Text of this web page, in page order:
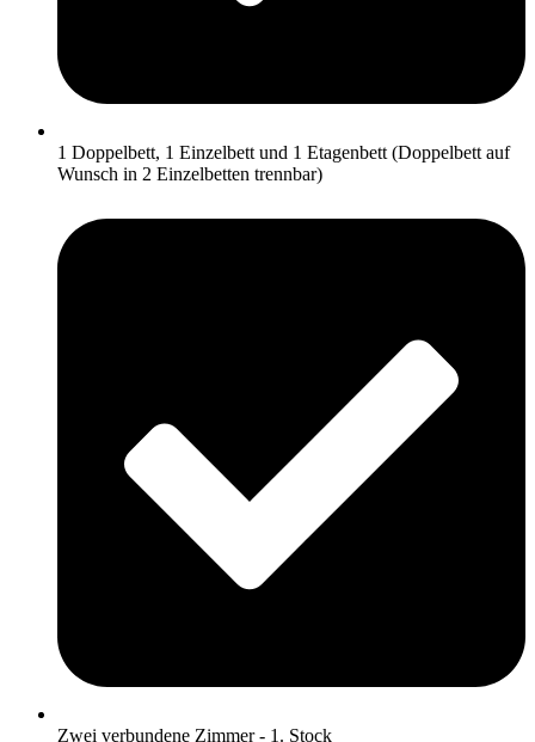
1 Doppelbett, 1 Einzelbett und 1 Etagenbett (Doppelbett auf
Wunsch in 2 Einzelbetten trennbar)
Zwei verbundene Zimmer - 1. Stock